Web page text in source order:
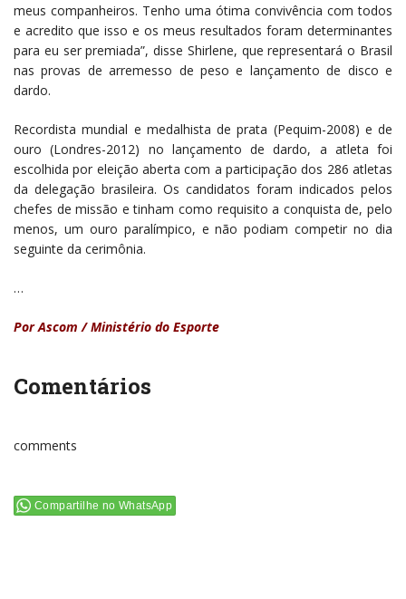
meus companheiros. Tenho uma ótima convivência com todos
e acredito que isso e os meus resultados foram determinantes
para eu ser premiada”, disse Shirlene, que representará o Brasil
nas provas de arremesso de peso e lançamento de disco e
dardo.
Recordista mundial e medalhista de prata (Pequim-2008) e de
ouro (Londres-2012) no lançamento de dardo, a atleta foi
escolhida por eleição aberta com a participação dos 286 atletas
da delegação brasileira. Os candidatos foram indicados pelos
chefes de missão e tinham como requisito a conquista de, pelo
menos, um ouro paralímpico, e não podiam competir no dia
seguinte da cerimônia.
…
Por Ascom / Ministério do Esporte
Comentários
comments
Compartilhe no WhatsApp